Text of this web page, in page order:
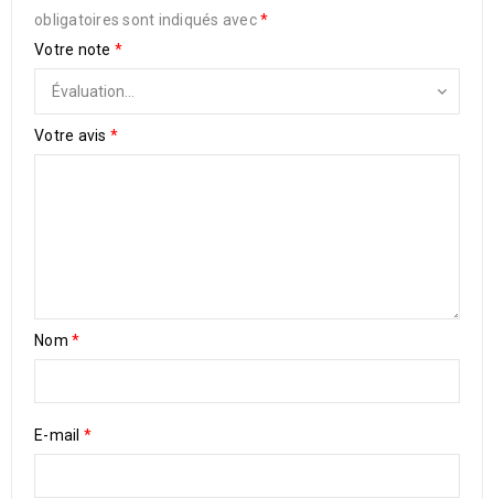
obligatoires sont indiqués avec*
Votre note *
Votre avis *
Nom *
E-mail *